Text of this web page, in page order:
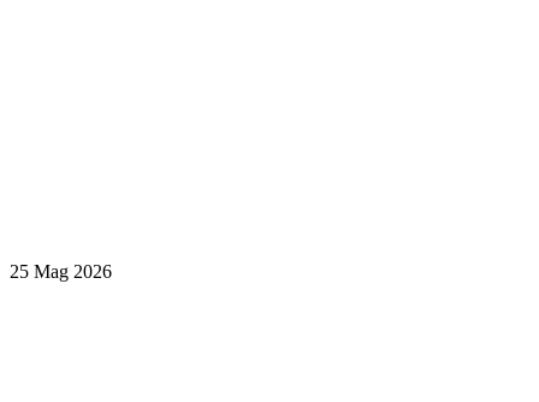
25 Mag 2026